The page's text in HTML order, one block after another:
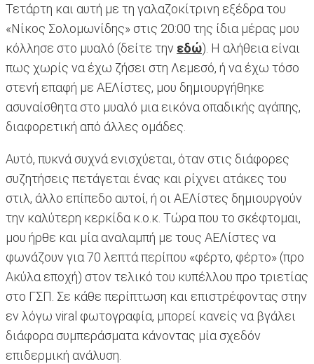
Τετάρτη και αυτή με τη γαλαζοκίτρινη εξέδρα του
«Νίκος Σολομωνίδης» στις 20:00 της ίδια μέρας μου
κόλλησε στο μυαλό (δείτε την εδώ). Η αλήθεια είναι
πως χωρίς να έχω ζήσει στη Λεμεσό, ή να έχω τόσο
στενή επαφή με ΑΕΛίστες, μου δημιουργήθηκε
ασυναίσθητα στο μυαλό μια εικόνα οπαδικής αγάπης,
διαφορετική από άλλες ομάδες.
Αυτό, πυκνά συχνά ενισχύεται, όταν στις διάφορες
συζητήσεις πετάγεται ένας και ρίχνει ατάκες του
στιλ, άλλο επίπεδο αυτοί, ή οι ΑΕΛίστες δημιουργούν
την καλύτερη κερκίδα κ.ο.κ. Τώρα που το σκέφτομαι,
μου ήρθε και μία αναλαμπή με τους ΑΕΛίστες να
φωνάζουν για 70 λεπτά περίπου «φέρτο, φέρτο» (προ
Ακύλα εποχή) στον τελικό του κυπέλλου προ τριετίας
στο ΓΣΠ. Σε κάθε περίπτωση και επιστρέφοντας στην
εν λόγω viral φωτογραφία, μπορεί κανείς να βγάλει
διάφορα συμπεράσματα κάνοντας μία σχεδόν
επιδερμική ανάλυση.